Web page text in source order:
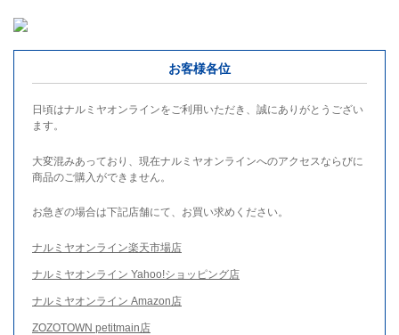
お客様各位
日頃はナルミヤオンラインをご利用いただき、誠にありがとうござい
ます。
大変混みあっており、現在ナルミヤオンラインへのアクセスならびに
商品のご購入ができません。
お急ぎの場合は下記店舗にて、お買い求めください。
ナルミヤオンライン楽天市場店
ナルミヤオンライン Yahoo!ショッピング店
ナルミヤオンライン Amazon店
ZOZOTOWN petitmain店